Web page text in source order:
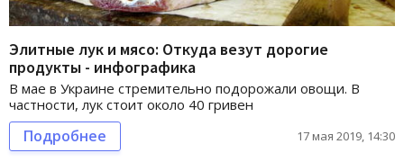
Элитные лук и мясо: Откуда везут дорогие
продукты - инфографика
В мае в Украине стремительно подорожали овощи. В
частности, лук стоит около 40 гривен
Подробнее 17 мая 2019, 14:30